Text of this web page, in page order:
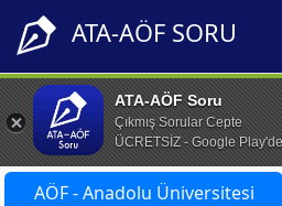
ATA-AÖF SORU
ATA-AÖF Soru
Çıkmış Sorular Cepte
ÜCRETSİZ - Google Play'de
AÖF - Anadolu Üniversitesi